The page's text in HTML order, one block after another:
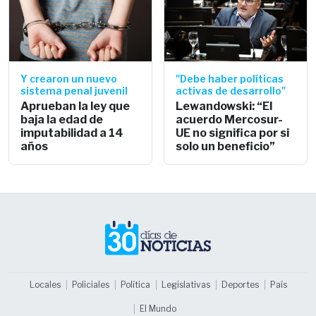
Y crearon un nuevo
sistema penal juvenil
Aprueban la ley que
baja la edad de
imputabilidad a 14
años
"Debe haber políticas
activas de desarrollo"
Lewandowski: “El
acuerdo Mercosur-
UE no significa por si
solo un beneficio”
Locales Policiales Política Legislativas Deportes País
El Mundo